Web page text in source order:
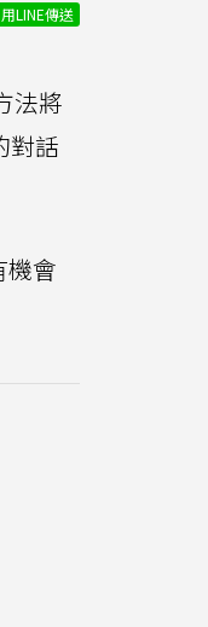
用LINE傳送
法將
對話
機會